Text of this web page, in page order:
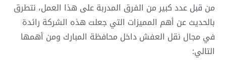
من قبل عدد كبير من الفرق المدربة على هذا العمل، نتطرق
بالحديث عن أهم المميزات التي جعلت هذه الشركة رائدة
في مجال نقل العفش داخل محافظة المبارك ومن أهمها
التالي: